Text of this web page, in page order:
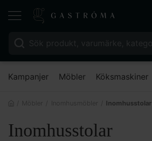
Sök efter:
Kampanjer Möbler Köksmaskiner
Inomhusstolar
Inomhusstolar